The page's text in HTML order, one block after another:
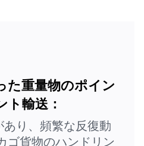
た重量物のポイン
ト輸送：
り、頻繁な反復動
ゴ貨物のハンドリン